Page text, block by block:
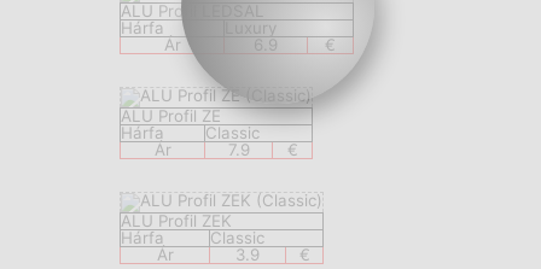
ALU Profil LEDSAL
Hárfa
Luxury
Ár
6.9 €
ALU Profil ZE
Hárfa
Classic
Ár
7.9 €
ALU Profil ZEK
Hárfa
Classic
Ár
3.9 €